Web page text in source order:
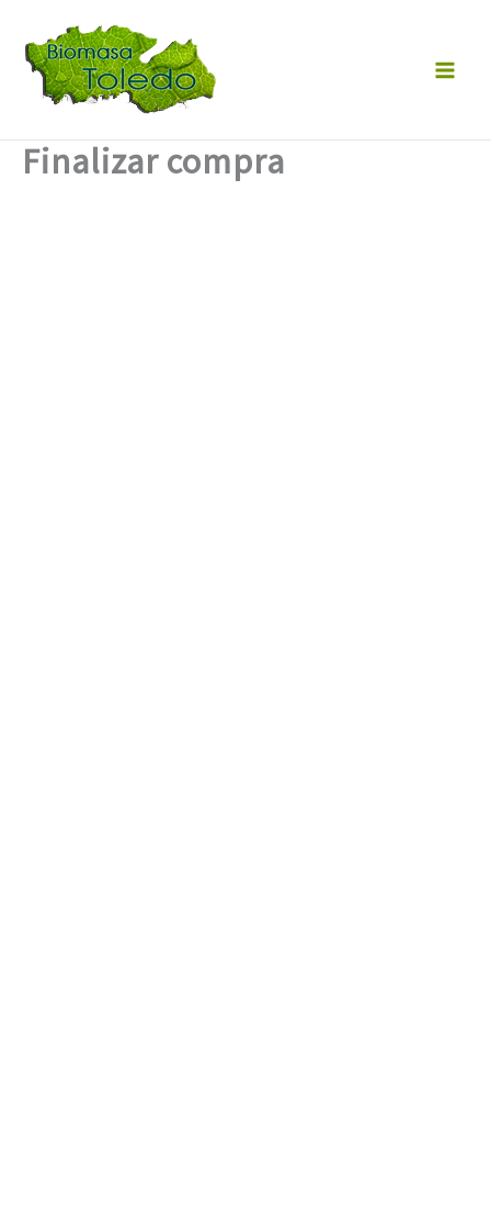
contenido
Finalizar compra